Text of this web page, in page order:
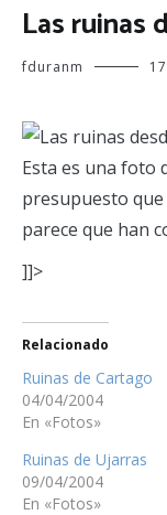
Las ruinas
fduranm
Esta es una foto
presupuesto que
parece que han
]]>
Relacionado
Ruinas de Cartago
04/04/2004
En «Fotos»
Ruinas de Ujarras
09/04/2004
En «Fotos»